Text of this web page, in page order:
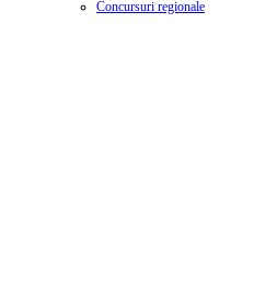
Concursuri regionale